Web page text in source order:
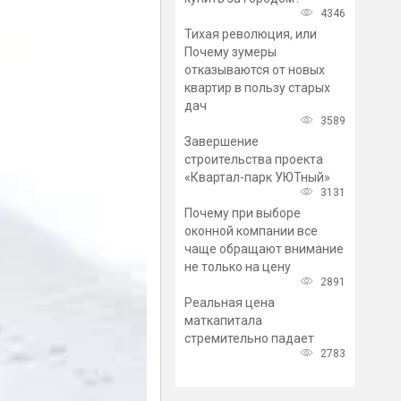
4346
Тихая революция, или
Почему зумеры
отказываются от новых
квартир в пользу старых
дач
3589
Завершение
строительства проекта
«Квартал-парк УЮТный»
3131
Почему при выборе
оконной компании все
чаще обращают внимание
не только на цену
2891
Реальная цена
маткапитала
стремительно падает
2783